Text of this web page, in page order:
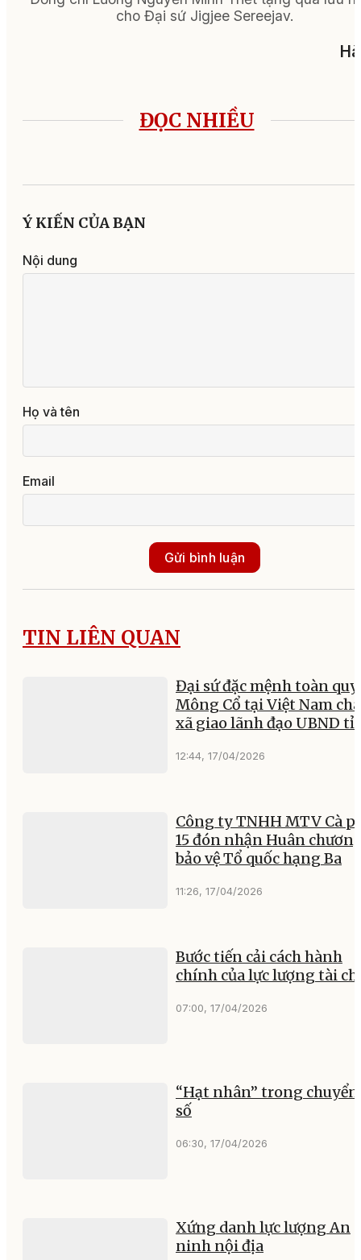
cho Đại sứ Jigjee Sereejav.
ĐỌC NHIỀU
Ý KIẾN CỦA BẠN
Nội dung
Họ và tên
Email
Gửi bình luận
TIN LIÊN QUAN
Đại sứ đặc mệnh toàn
Mông Cổ tại Việt Nam
xã giao lãnh đạo UBND
12:44, 17/04/2026
Công ty TNHH MTV Cà
15 đón nhận Huân
bảo vệ Tổ quốc hạng Ba
11:26, 17/04/2026
Bước tiến cải cách hành
chính của lực lượng tài
07:00, 17/04/2026
“Hạt nhân” trong
số
06:30, 17/04/2026
Xứng danh lực lượng An
ninh nội địa